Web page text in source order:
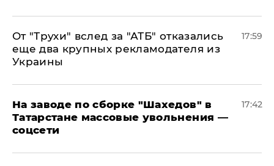
От "Трухи" вслед за "АТБ" отказались
еще два крупных рекламодателя из
Украины
17:59
На заводе по сборке "Шахедов" в
Татарстане массовые увольнения —
соцсети
17:42